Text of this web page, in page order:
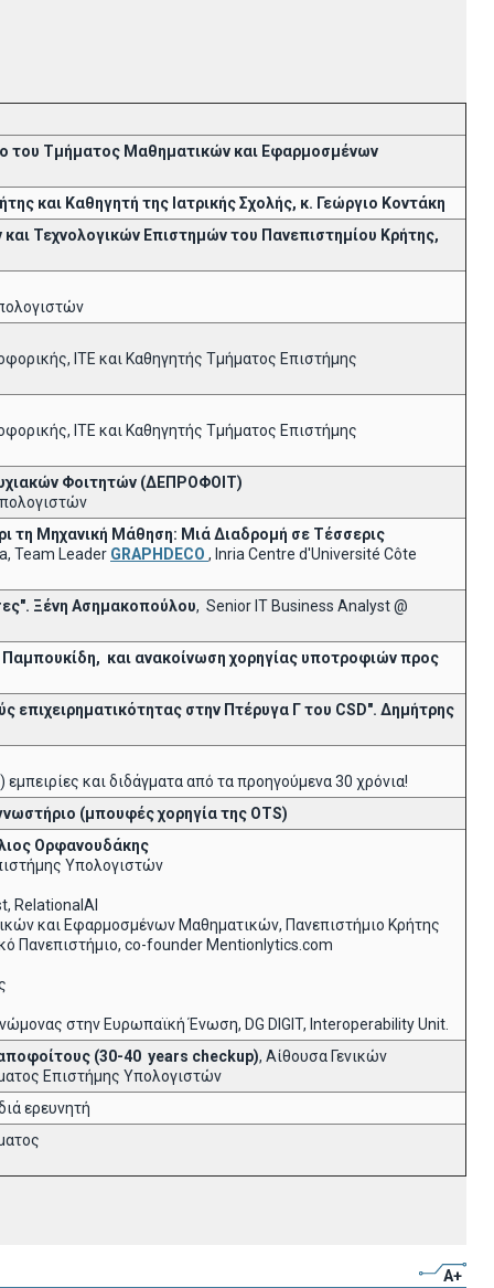
του Τμήματος Μαθηματικών και Εφαρμοσμένων
και Καθηγητή της Ιατρικής Σχολής, κ. Γεώργιο Κοντάκη
Τεχνολογικών Επιστημών του Πανεπιστημίου Κρήτης,
ΙΤΕ και Καθηγητής Τμήματος Επιστήμης
ΙΤΕ και Καθηγητής Τμήματος Επιστήμης
Φοιτητών (ΔΕΠΡΟΦΟΙΤ)
τη Μηχανική Μάθηση: Μιά Διαδρομή σε Τέσσερις
Team Leader GRAPHDECO , Inria Centre d'Université Côte
Ξένη Ασημακοπούλου, Senior IT Business Analyst @
και ανακοίνωση χορηγίας υποτροφιών προς
επιχειρηματικότητας στην Πτέρυγα Γ του CSD". Δημήτρης
και διδάγματα από τα προηγούμενα 30 χρόνια!
(μπουφές χορηγία της OTS)
Ορφανουδάκης
Υπολογιστών
RelationalAI
και Εφαρμοσμένων Μαθηματικών, Πανεπιστήμιο Κρήτης
Πανεπιστήμιο, co-founder Mentionlytics.com
στην Ευρωπαϊκή Ένωση, DG DIGIT, Interoperability Unit.
(30-40 years checkup), Αίθουσα Γενικών
Επιστήμης Υπολογιστών
ερευνητή
A+